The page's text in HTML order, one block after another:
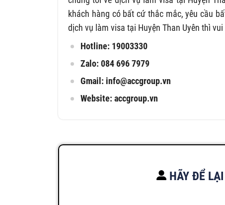
khách hàng có bất cứ thắc mắc, yêu cầu
dịch vụ làm visa tại Huyện Than Uyên thì
Hotline: 19003330
Zalo: 084 696 7979
Gmail: info@accgroup.vn
Website: accgroup.vn
HÃY ĐỂ